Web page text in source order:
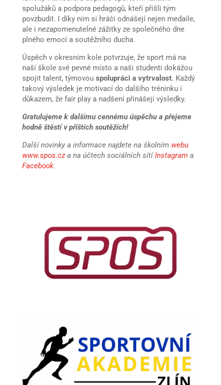
spolužáků a podpora pedagogů, kteří přišli tým
povzbudit. I díky nim si hráči odnášejí nejen medaile,
ale i nezapomenutelné zážitky ze společného dne
plného emocí a soutěžního ducha.
Úspěch v okresním kole potvrzuje, že sport má na
naší škole své pevné místo a naši studenti dokážou
spojit talent, týmovou spolupráci a vytrvalost. Každý
takový výsledek je motivací do dalšího tréninku i
důkazem, že fair play a nadšení přinášejí výsledky.
Gratulujeme k dalšímu cennému úspěchu a přejeme
hodně štěstí v příštích soutěžích!
Další novinky a informace najdete na školním webu
www.spos.cza na účtech sociálních sítíInstagram a
Facebook.